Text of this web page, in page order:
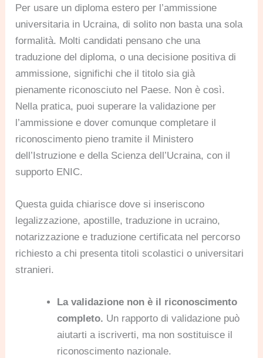
Per usare un diploma estero per l’ammissione
universitaria in Ucraina, di solito non basta una sola
formalità. Molti candidati pensano che una
traduzione del diploma, o una decisione positiva di
ammissione, significhi che il titolo sia già
pienamente riconosciuto nel Paese. Non è così.
Nella pratica, puoi superare la validazione per
l’ammissione e dover comunque completare il
riconoscimento pieno tramite il Ministero
dell’Istruzione e della Scienza dell’Ucraina, con il
supporto ENIC.
Questa guida chiarisce dove si inseriscono
legalizzazione, apostille, traduzione in ucraino,
notarizzazione e traduzione certificata nel percorso
richiesto a chi presenta titoli scolastici o universitari
stranieri.
La validazione non è il riconoscimento
completo. Un rapporto di validazione può
aiutarti a iscriverti, ma non sostituisce il
riconoscimento nazionale.